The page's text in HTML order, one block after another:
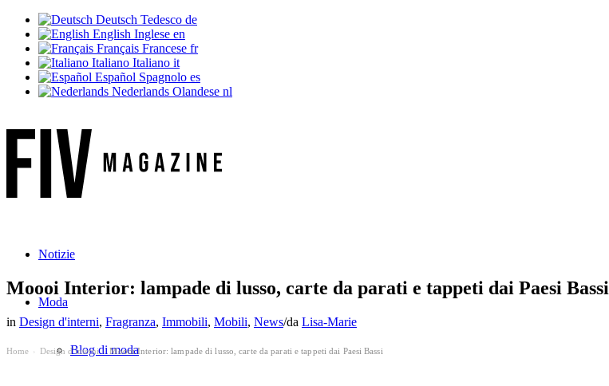
Deutsch Tedesco de
English Inglese en
Français Francese fr
Italiano Italiano it
Español Spagnolo es
Nederlands Olandese nl
Notizie
Moda
Blog di moda
Moooi Interior: lampade di lusso, carte da parati e tappeti dai Paesi Bassi
in Design d'interni, Fragranza, Immobili, Mobili, News/da Lisa-Marie
Home Design d'interni › Moooi Interior: lampade di lusso, carte da parati e tappeti dai Paesi Bassi